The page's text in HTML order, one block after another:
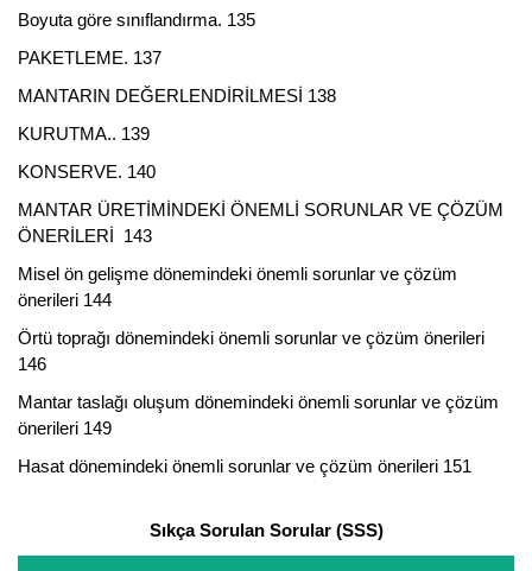
Boyuta göre sınıflandırma. 135
PAKETLEME. 137
MANTARIN DEĞERLENDİRİLMESİ 138
KURUTMA.. 139
KONSERVE. 140
MANTAR ÜRETİMİNDEKİ ÖNEMLİ SORUNLAR VE ÇÖZÜM
ÖNERİLERİ 143
Misel ön gelişme dönemindeki önemli sorunlar ve çözüm
önerileri 144
Örtü toprağı dönemindeki önemli sorunlar ve çözüm önerileri
146
Mantar taslağı oluşum dönemindeki önemli sorunlar ve çözüm
önerileri 149
Hasat dönemindeki önemli sorunlar ve çözüm önerileri 151
Sıkça Sorulan Sorular (SSS)